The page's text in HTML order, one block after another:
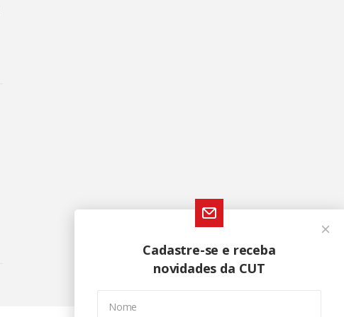
Cadastre-se e receba
novidades da CUT
Nome